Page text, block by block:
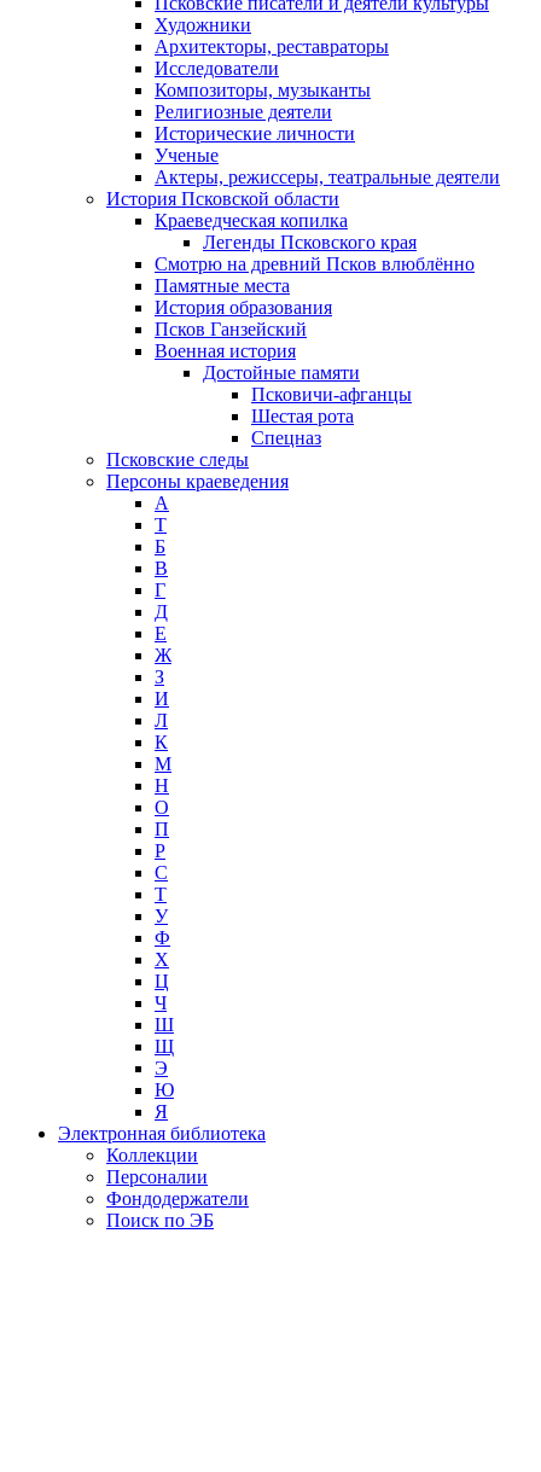
Художники
Архитекторы, реставраторы
Исследователи
Композиторы, музыканты
Религиозные деятели
Исторические личности
Ученые
Актеры, режиссеры, театральные деятели
История Псковской области
Краеведческая копилка
Легенды Псковского края
Смотрю на древний Псков влюблённо
Памятные места
История образования
Псков Ганзейский
Военная история
Достойные памяти
Псковичи-афганцы
Шестая рота
Спецназ
Псковские следы
Персоны краеведения
А
T
Б
В
Г
Д
Е
Ж
З
И
Л
К
М
Н
О
П
Р
С
Т
У
Ф
Х
Ц
Ч
Ш
Щ
Э
Ю
Я
Электронная библиотека
Коллекции
Персоналии
Фондодержатели
Поиск по ЭБ